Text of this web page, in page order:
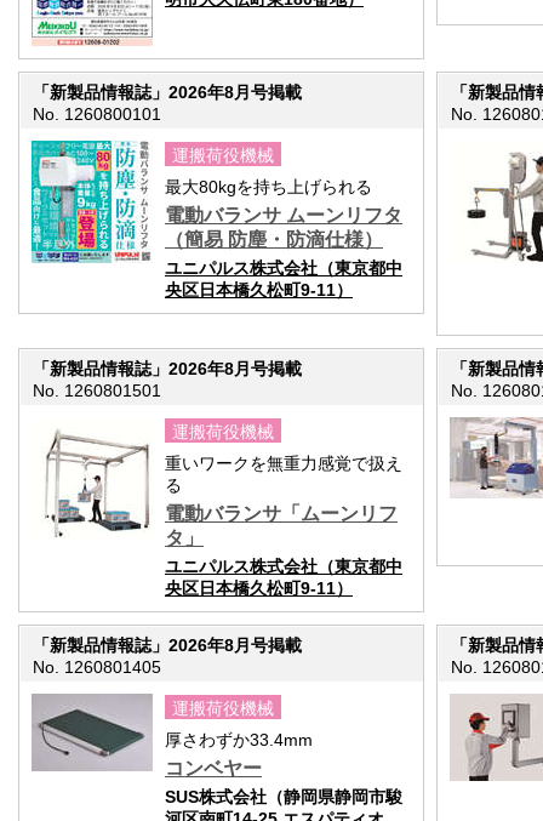
「新製品情報誌」2026年8月号掲載
No. 1260800101
運搬荷役機械
最大80kgを持ち上げられる
電動バランサ ムーンリフタ
（簡易 防塵・防滴仕様）
ユニパルス株式会社（東京都中
央区日本橋久松町9-11）
「新製品
No.
「新製品情報誌」2026年8月号掲載
No. 1260801501
運搬荷役機械
重いワークを無重力感覚で扱え
る
電動バランサ「ムーンリフ
タ」
ユニパルス株式会社（東京都中
央区日本橋久松町9-11）
「新製品
No.
「新製品情報誌」2026年8月号掲載
No. 1260801405
運搬荷役機械
厚さわずか33.4mm
コンベヤー
SUS株式会社（静岡県静岡市駿
「新製品
No.